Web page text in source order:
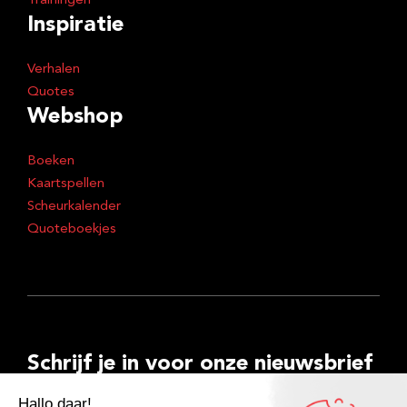
Inspiratie
Verhalen
Quotes
Webshop
Boeken
Kaartspellen
Scheurkalender
Quoteboekjes
Schrijf je in voor onze nieuwsbrief